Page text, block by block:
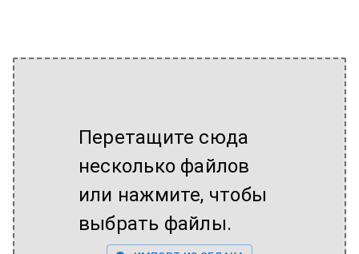
Перетащите сюда
несколько файлов
или нажмите, чтобы
выбрать файлы.